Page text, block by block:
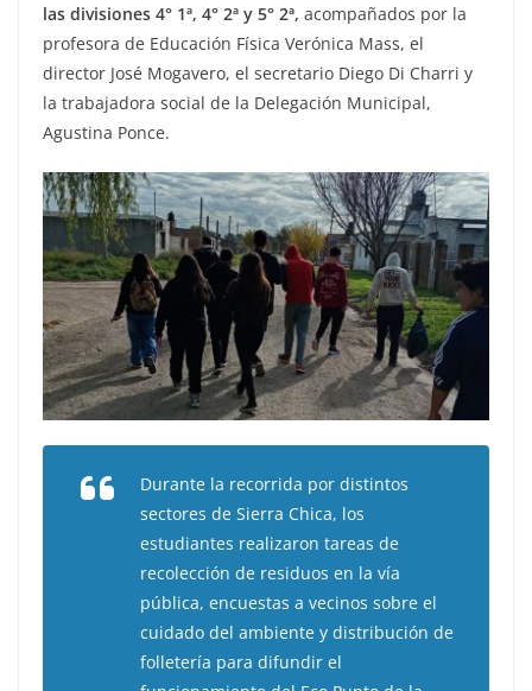
las divisiones 4° 1ª, 4° 2ª y 5° 2ª, acompañados por la
profesora de Educación Física Verónica Mass, el
director José Mogavero, el secretario Diego Di Charri y
la trabajadora social de la Delegación Municipal,
Agustina Ponce.
Durante la recorrida por distintos
sectores de Sierra Chica, los
estudiantes realizaron tareas de
recolección de residuos en la vía
pública, encuestas a vecinos sobre el
cuidado del ambiente y distribución de
folletería para difundir el